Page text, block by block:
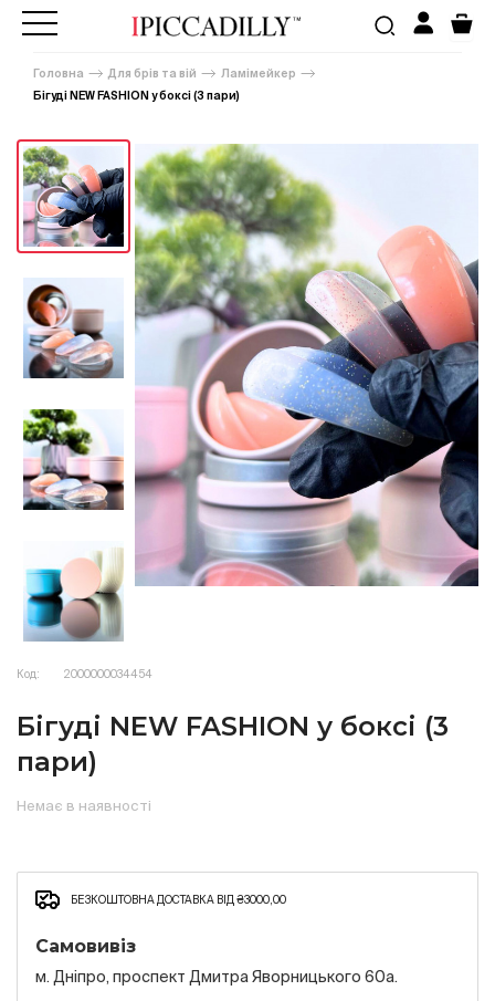
Головна Для брів та вій
Ламімейкер
Бігуді NEW FASHION у боксі (3 пари)
Код: 2000000034454
Бігуді NEW FASHION у боксі (3
пари)
Немає в наявності
БЕЗКОШТОВНА ДОСТАВКА ВІД ₴3000,00
Самовивіз
м. Дніпро, проспект Дмитра Яворницького 60а.